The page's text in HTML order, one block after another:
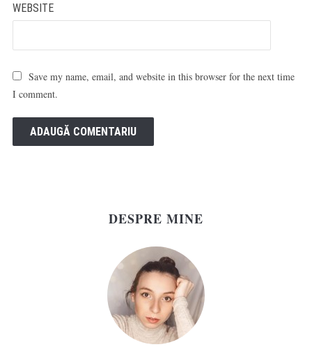
WEBSITE
Save my name, email, and website in this browser for the next time
I comment.
DESPRE MINE